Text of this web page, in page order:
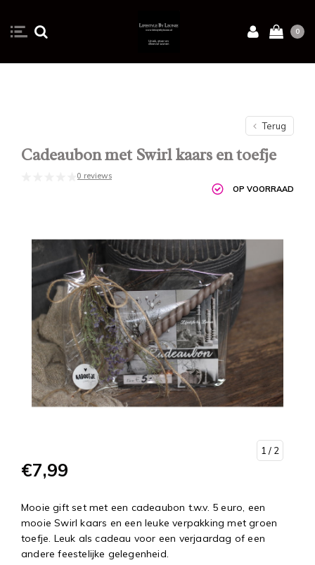
0
Terug
Cadeaubon met Swirl kaars en toefje
0 reviews
OP VOORRAAD
1 / 2
€7,99
Mooie gift set met een cadeaubon t.w.v. 5 euro, een
mooie Swirl kaars en een leuke verpakking met groen
toefje. Leuk als cadeau voor een verjaardag of een
andere feestelijke gelegenheid.